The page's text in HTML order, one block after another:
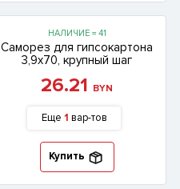
НАЛИЧИЕ = 41
Саморез для гипсокартона
3,9х70, крупный шаг
26.21 BYN
Еще 1 вар-тов
Купить